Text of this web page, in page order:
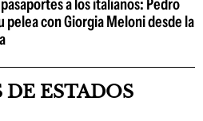
a los italianos: Pedro
pelea con Giorgia Meloni desde la
ESTADOS